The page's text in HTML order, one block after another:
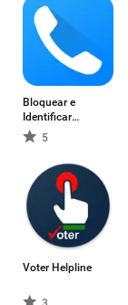
Bloquear e
Identificar
Llamada
5
Voter Helpline